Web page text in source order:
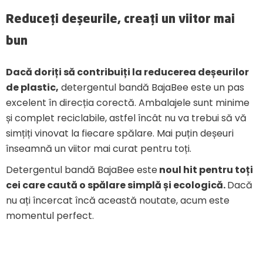
Reduceți deșeurile, creați un viitor mai
bun
Dacă doriți să contribuiți la reducerea deșeurilor
de plastic, detergentul bandă BajaBee este un pas
excelent în direcția corectă. Ambalajele sunt minime
și complet reciclabile, astfel încât nu va trebui să vă
simțiți vinovat la fiecare spălare. Mai puțin deșeuri
înseamnă un viitor mai curat pentru toți.
Detergentul bandă BajaBee estenoul hit pentru toți
cei care caută o spălare simplă și ecologică.Dacă
nu ați încercat încă această noutate, acum este
momentul perfect.